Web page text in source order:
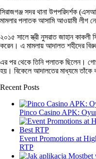
সিরাজগঞ্জ সদর থানা উপপরিদর্শক (এসআই)
মামলার পলাতক আসামি আওয়ামী লীগ
২০১৫ সালে স্ত্রী নুসরাত জাহান কাকলী
করেন। এ মামলায় আদালত শহীদের
এর পর থেকে তিনি পলাতক ছিলেন।
হয়। বিকেলে আদালতের মাধ্যমে তাঁকে
Recent Posts
Pinco Casino APK:
Event Promotions at
RTP